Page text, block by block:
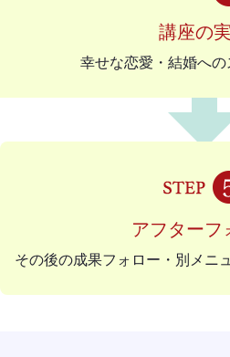
講座の
幸せな恋愛・結婚へ
アフターフ
その後の成果フォロー・別メニ